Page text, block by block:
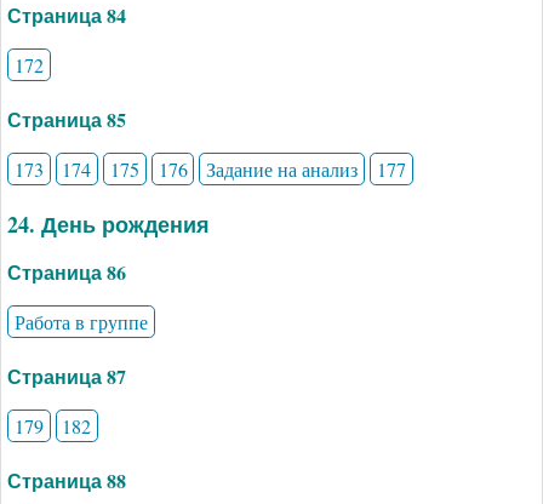
Страница 84
172
Страница 85
173 174 175 176 Задание на анализ 177
24. День рождения
Страница 86
Работа в группе
Страница 87
179 182
Страница 88